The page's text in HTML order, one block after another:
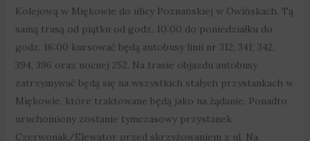
Kolejową w Miękowie do ulicy Poznańskiej w Owińskach. Tą
samą trasą od piątku od godz. 10:00 do poniedziałku do
godz. 16:00 kursować będą autobusy linii nr 312, 341, 342,
394, 396 oraz nocnej 252. Na trasie objazdu autobusy
zatrzymywać będą się na wszystkich stałych przystankach w
Miękowie, które traktowane będą jako na żądanie. Ponadto
uruchomiony zostanie tymczasowy przystanek
Czerwonak/Elewator przed skrzyżowaniem z ul. Na